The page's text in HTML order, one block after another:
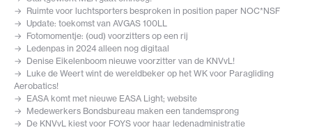
Ruimte voor luchtsporters besproken in position paper NOC*NSF
Update: toekomst van AVGAS 100LL
Fotomomentje: (oud) voorzitters op een rij
Ledenpas in 2024 alleen nog digitaal
Denise Eikelenboom nieuwe voorzitter van de KNVvL!
Luke de Weert wint de wereldbeker op het WK voor Paragliding
Aerobatics!
EASA komt met nieuwe EASA Light; website
Medewerkers Bondsbureau maken een tandemsprong
De KNVvL kiest voor FOYS voor haar ledenadministratie